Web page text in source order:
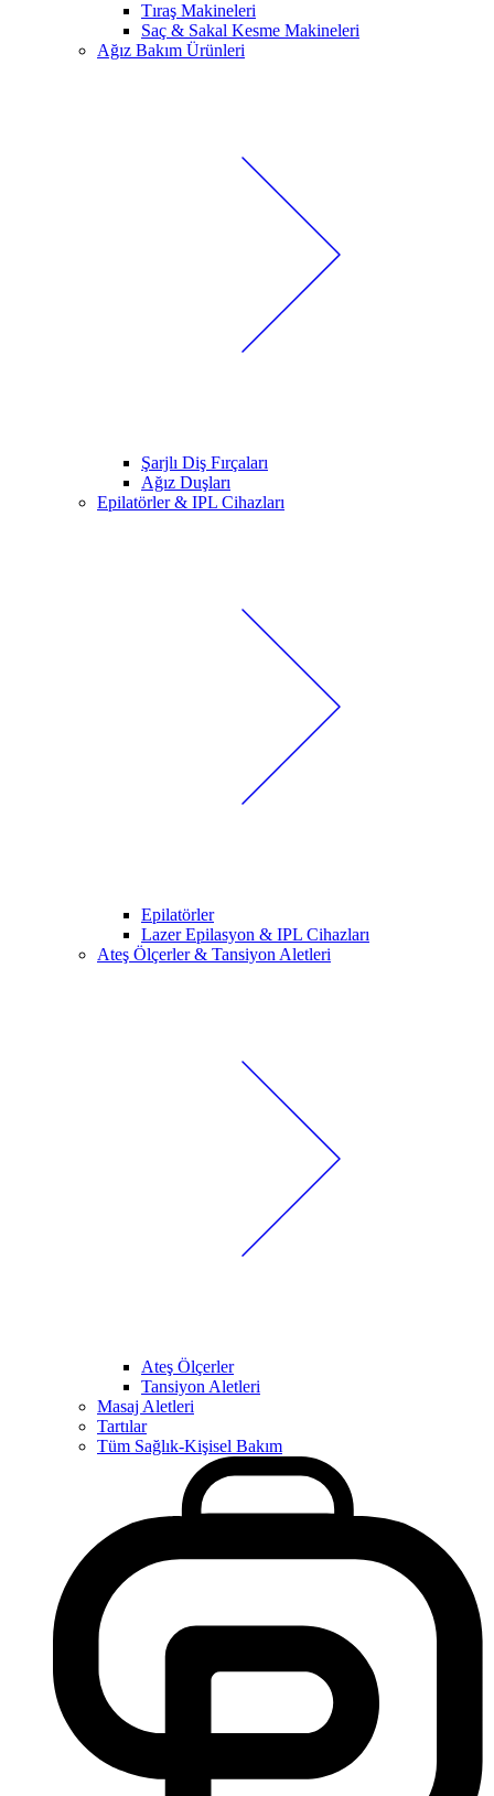
Tıraş Makineleri
Saç & Sakal Kesme Makineleri
Ağız Bakım Ürünleri
Şarjlı Diş Fırçaları
Ağız Duşları
Epilatörler & IPL Cihazları
Epilatörler
Lazer Epilasyon & IPL Cihazları
Ateş Ölçerler & Tansiyon Aletleri
Ateş Ölçerler
Tansiyon Aletleri
Masaj Aletleri
Tartılar
Tüm Sağlık-Kişisel Bakım